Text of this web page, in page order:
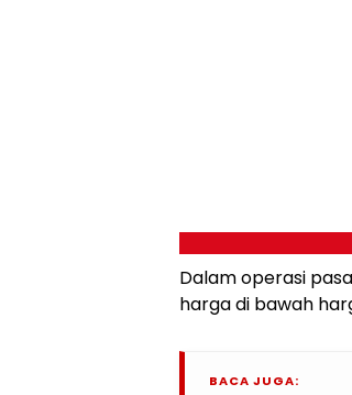
Dalam operasi
harga di bawah
BACA JUGA: